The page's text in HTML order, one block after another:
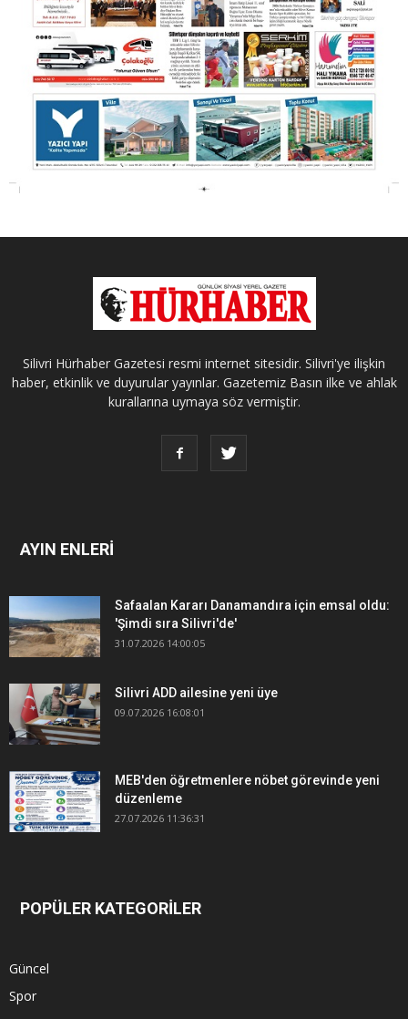
Silivri Hürhaber Gazetesi resmi internet sitesidir. Silivri'ye ilişkin
haber, etkinlik ve duyurular yayınlar. Gazetemiz Basın ilke ve ahlak
kurallarına uymaya söz vermiştir.
AYIN ENLERİ
Safaalan Kararı Danamandıra için emsal oldu:
'Şimdi sıra Silivri'de'
31.07.2026 14:00:05
Silivri ADD ailesine yeni üye
09.07.2026 16:08:01
MEB'den öğretmenlere nöbet görevinde yeni
düzenleme
27.07.2026 11:36:31
POPÜLER KATEGORİLER
Güncel
Spor